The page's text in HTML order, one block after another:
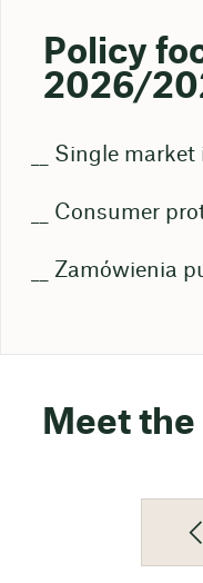
Policy
2026/
Single market
Consumer
Zamówienia
Meet